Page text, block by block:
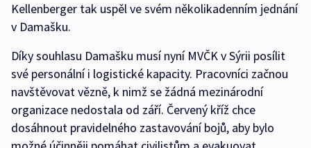
Kellenberger tak uspěl ve svém několikadenním jednání
v Damašku.
Díky souhlasu Damašku musí nyní MVČK v Sýrii posílit
své personální i logistické kapacity. Pracovníci začnou
navštěvovat vězně, k nimž se žádná mezinárodní
organizace nedostala od září. Červený kříž chce
dosáhnout pravidelného zastavování bojů, aby bylo